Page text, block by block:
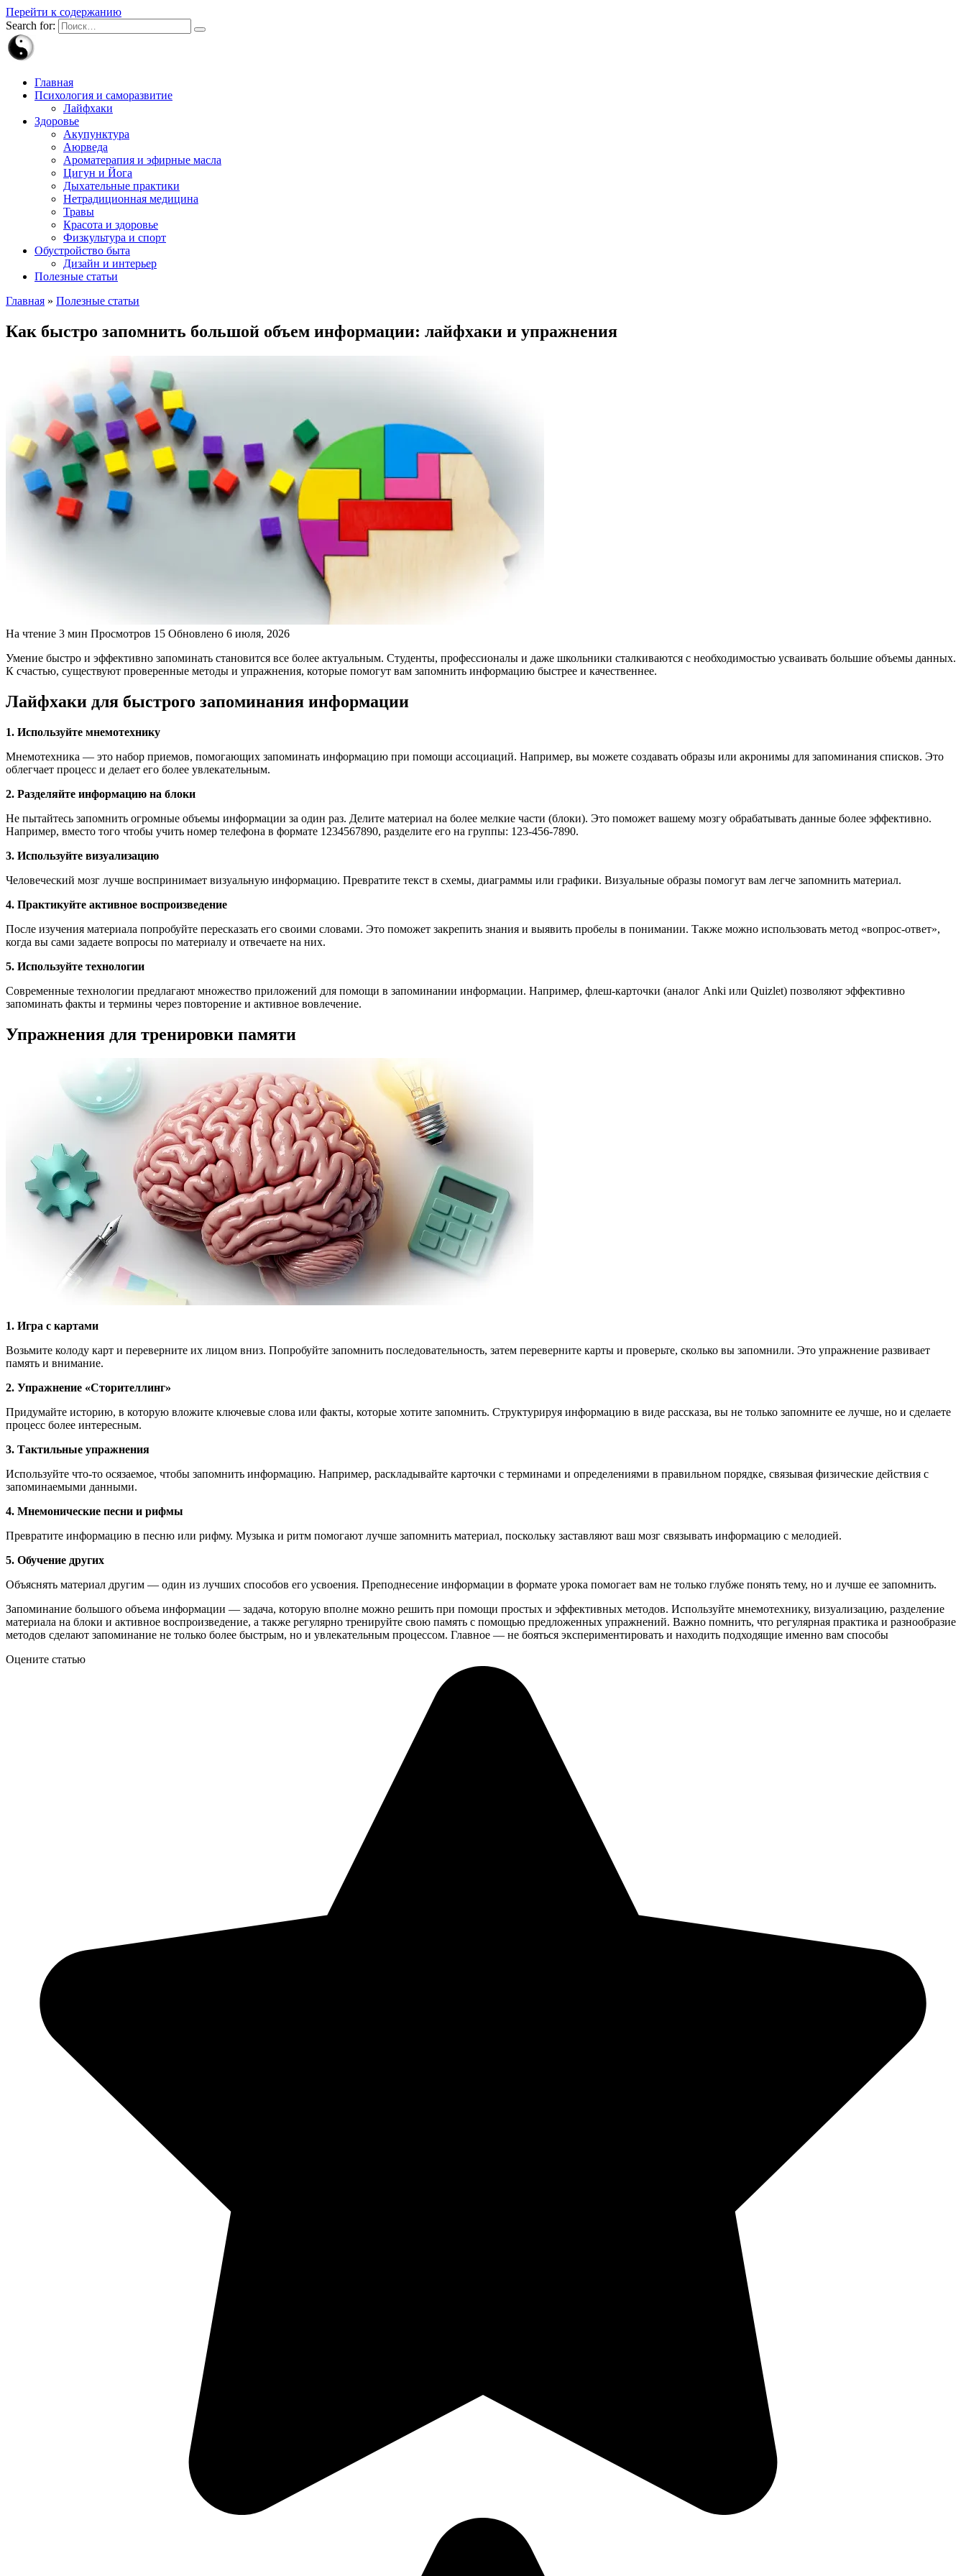
Перейти к содержанию
Search for:
Главная
Психология и саморазвитие
Лайфхаки
Здоровье
Акупунктура
Аюрведа
Ароматерапия и эфирные масла
Цигун и Йога
Дыхательные практики
Нетрадиционная медицина
Травы
Красота и здоровье
Физкультура и спорт
Обустройство быта
Дизайн и интерьер
Полезные статьи
Главная » Полезные статьи
Как быстро запомнить большой объем информации: лайфхаки и упражнения
На чтение 3 мин Просмотров 15 Обновлено 6 июля, 2026
Умение быстро и эффективно запоминать становится все более актуальным. Студенты, профессионалы и даже школьники сталкиваются с необходимостью усваивать большие объемы данных.
К счастью, существуют проверенные методы и упражнения, которые помогут вам запомнить информацию быстрее и качественнее.
Лайфхаки для быстрого запоминания информации
1. Используйте мнемотехнику
Мнемотехника — это набор приемов, помогающих запоминать информацию при помощи ассоциаций. Например, вы можете создавать образы или акронимы для запоминания списков. Это
облегчает процесс и делает его более увлекательным.
2. Разделяйте информацию на блоки
Не пытайтесь запомнить огромные объемы информации за один раз. Делите материал на более мелкие части (блоки). Это поможет вашему мозгу обрабатывать данные более эффективно.
Например, вместо того чтобы учить номер телефона в формате 1234567890, разделите его на группы: 123-456-7890.
3. Используйте визуализацию
Человеческий мозг лучше воспринимает визуальную информацию. Превратите текст в схемы, диаграммы или графики. Визуальные образы помогут вам легче запомнить материал.
4. Практикуйте активное воспроизведение
После изучения материала попробуйте пересказать его своими словами. Это поможет закрепить знания и выявить пробелы в понимании. Также можно использовать метод «вопрос-ответ»,
когда вы сами задаете вопросы по материалу и отвечаете на них.
5. Используйте технологии
Современные технологии предлагают множество приложений для помощи в запоминании информации. Например, флеш-карточки (аналог Anki или Quizlet) позволяют эффективно
запоминать факты и термины через повторение и активное вовлечение.
Упражнения для тренировки памяти
1. Игра с картами
Возьмите колоду карт и переверните их лицом вниз. Попробуйте запомнить последовательность, затем переверните карты и проверьте, сколько вы запомнили. Это упражнение развивает
память и внимание.
2. Упражнение «Сторителлинг»
Придумайте историю, в которую вложите ключевые слова или факты, которые хотите запомнить. Структурируя информацию в виде рассказа, вы не только запомните ее лучше, но и сделаете
процесс более интересным.
3. Тактильные упражнения
Используйте что-то осязаемое, чтобы запомнить информацию. Например, раскладывайте карточки с терминами и определениями в правильном порядке, связывая физические действия с
запоминаемыми данными.
4. Мнемонические песни и рифмы
Превратите информацию в песню или рифму. Музыка и ритм помогают лучше запомнить материал, поскольку заставляют ваш мозг связывать информацию с мелодией.
5. Обучение других
Объяснять материал другим — один из лучших способов его усвоения. Преподнесение информации в формате урока помогает вам не только глубже понять тему, но и лучше ее запомнить.
Запоминание большого объема информации — задача, которую вполне можно решить при помощи простых и эффективных методов. Используйте мнемотехнику, визуализацию, разделение
материала на блоки и активное воспроизведение, а также регулярно тренируйте свою память с помощью предложенных упражнений. Важно помнить, что регулярная практика и разнообразие
методов сделают запоминание не только более быстрым, но и увлекательным процессом. Главное — не бояться экспериментировать и находить подходящие именно вам способы
Оцените статью